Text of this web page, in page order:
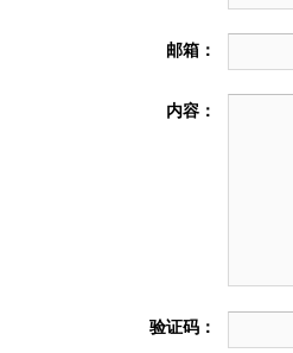
邮箱：
内容：
验证码：